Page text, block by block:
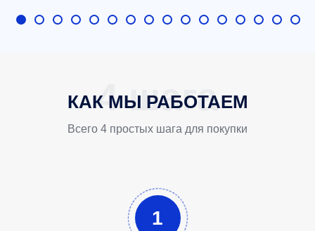
КАК МЫ РАБОТАЕМ
Всего 4 простых шага для покупки
1